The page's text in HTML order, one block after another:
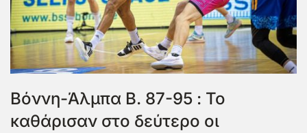
Bόννη-Άλμπα Β. 87-95 : Το
καθάρισαν στο δεύτερο οι